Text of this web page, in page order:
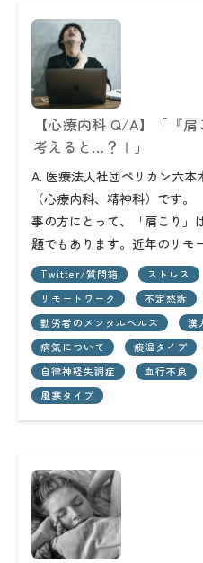
【心療内科 Q/A】「『
考えると…？Ⅰ」
A. 医療法人社団ペリカン六
（心療内科、精神科）です
事の方にとって、「肩こり」
題でもあります。近年のリモ
Twitter/質問箱 ストレス
リモートワーク
不定愁訴
勤労者のメンタルヘルス
漢
病気について
痰湿タイプ
自律神経失調症
血行不良
風寒タイプ